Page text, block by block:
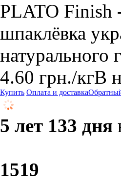
PLATO Finish
шпаклёвка
натурального
4.60 грн./кгВ
Купить Оплата и доставка
5 лет 133 дня
1519